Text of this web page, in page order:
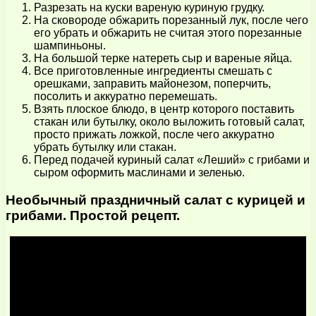
Разрезать на куски вареную куриную грудку.
На сковороде обжарить порезанный лук, после чего
его убрать и обжарить не считая этого порезанные
шампиньоны.
На большой терке натереть сыр и вареные яйца.
Все приготовленные ингредиенты смешать с
орешками, заправить майонезом, поперчить,
посолить и аккуратно перемешать.
Взять плоское блюдо, в центр которого поставить
стакан или бутылку, около выложить готовый салат,
просто прижать ложкой, после чего аккуратно
убрать бутылку или стакан.
Перед подачей куриный салат «Леший» с грибами и
сыром оформить маслинами и зеленью.
Необычный праздничный салат с курицей и
грибами. Простой рецепт.